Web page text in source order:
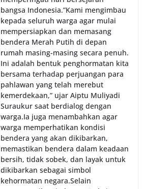
bangsa Indonesia.‎‎”Kami mengimbau
kepada seluruh warga agar mulai
mempersiapkan dan memasang
bendera Merah Putih di depan
rumah masing-masing secara penuh.
Ini adalah bentuk penghormatan kita
bersama terhadap perjuangan para
pahlawan yang telah merebut
kemerdekaan,” ujar Aiptu Muliyadi
Suraukur saat berdialog dengan
warga.‎‎Ia juga menambahkan agar
warga memperhatikan kondisi
bendera yang akan dikibarkan,
memastikan bendera dalam keadaan
bersih, tidak sobek, dan layak untuk
dikibarkan sebagai simbol
kehormatan negara.‎‎‎Selain